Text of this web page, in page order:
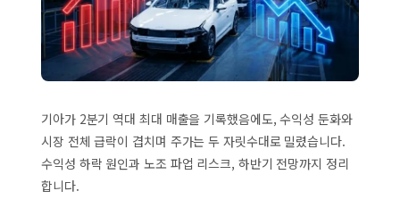
기아가 2분기 역대 최대 매출을 기록했음에도, 수익성 둔화와
시장 전체 급락이 겹치며 주가는 두 자릿수대로 밀렸습니다.
수익성 하락 원인과 노조 파업 리스크, 하반기 전망까지 정리
합니다.